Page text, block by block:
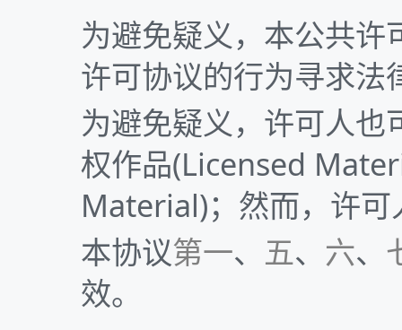
为避免疑义，本公共许
许可协议的行为寻求法
为避免疑义，许可人
权作品(Licensed
Material)；然而，许
本协议第一、 五、 六、
效。